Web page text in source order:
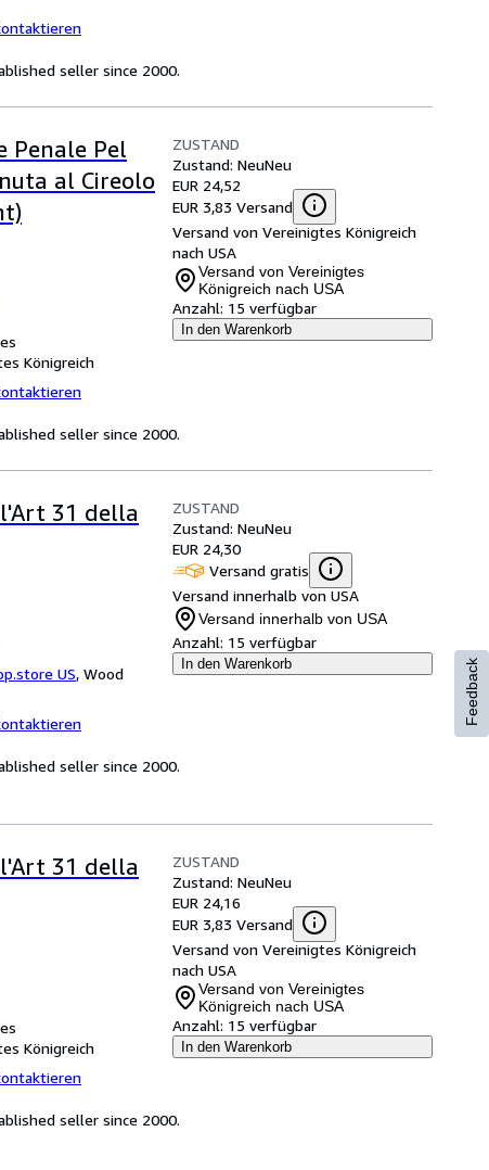
seller since 2000.
Penale Pel
al Cireolo
Königreich
ZUSTAND
Zustand: NeuNeu
EUR 24,52
EUR 3,83 Versand
Versand von Vereinigtes Königreich
nach USA
Versand von Vereinigtes
Königreich nach USA
Anzahl: 15 verfügbar
In den Warenkorb
seller since 2000.
31 della
US, Wood
ZUSTAND
Zustand: NeuNeu
EUR 24,30
Versand gratis
Versand innerhalb von USA
Versand innerhalb von USA
Anzahl: 15 verfügbar
In den Warenkorb
seller since 2000.
31 della
Königreich
ZUSTAND
Zustand: NeuNeu
EUR 24,16
EUR 3,83 Versand
Versand von Vereinigtes Königreich
nach USA
Versand von Vereinigtes
Königreich nach USA
Anzahl: 15 verfügbar
In den Warenkorb
seller since 2000.
Feedback